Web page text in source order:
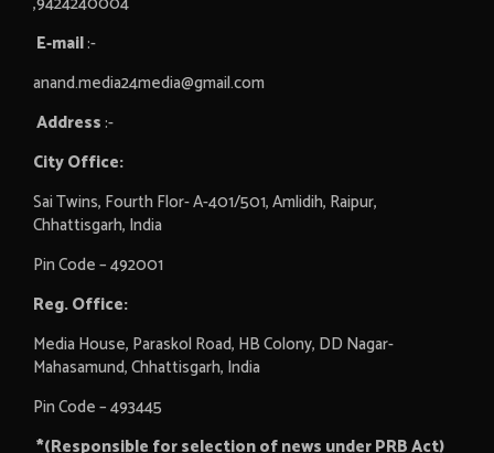
E-mail:-
anand.media24media@gmail.com
Address:-
City Office:
Sai Twins, Fourth Flor- A-401/501, Amlidih, Raipur,
Chhattisgarh, India
Pin Code – 492001
Reg. Office:
Media House, Paraskol Road, HB Colony, DD Nagar-
Mahasamund, Chhattisgarh, India
Pin Code – 493445
*(Responsible for selection of news under PRB Act)